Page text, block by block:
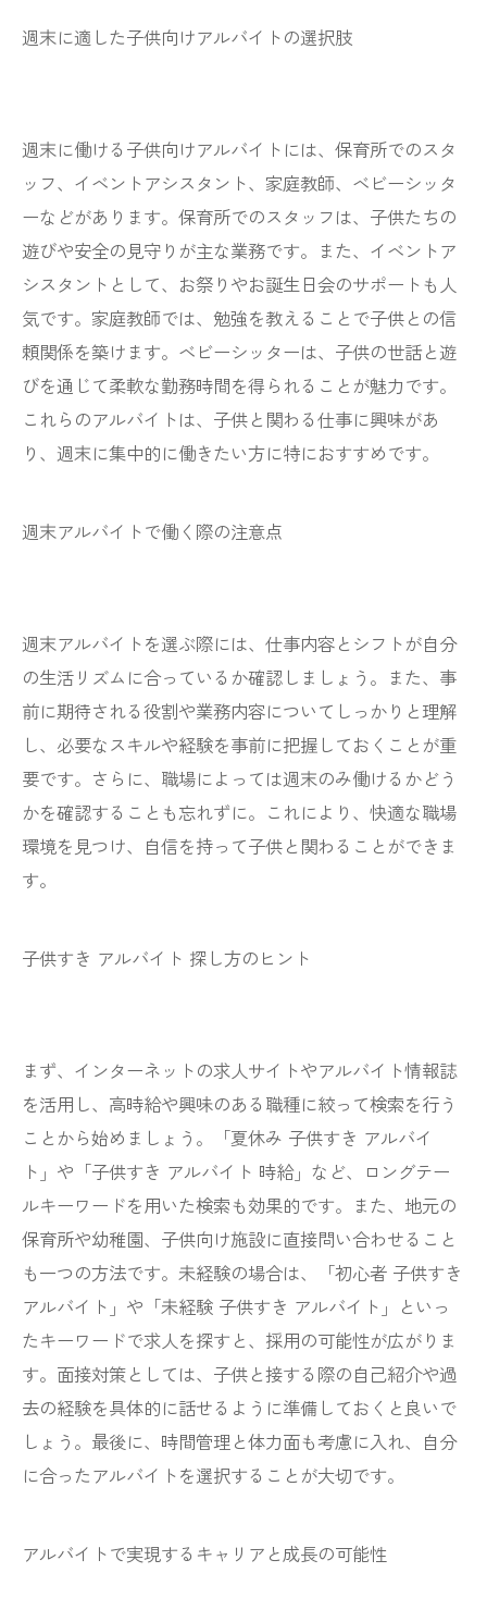
週末に適した子供向けアルバイトの選択肢
週末に働ける子供向けアルバイトには、保育所でのスタ
ッフ、イベントアシスタント、家庭教師、ベビーシッタ
ーなどがあります。保育所でのスタッフは、子供たちの
遊びや安全の見守りが主な業務です。また、イベントア
シスタントとして、お祭りやお誕生日会のサポートも人
気です。家庭教師では、勉強を教えることで子供との信
頼関係を築けます。ベビーシッターは、子供の世話と遊
びを通じて柔軟な勤務時間を得られることが魅力です。
これらのアルバイトは、子供と関わる仕事に興味があ
り、週末に集中的に働きたい方に特におすすめです。
週末アルバイトで働く際の注意点
週末アルバイトを選ぶ際には、仕事内容とシフトが自分
の生活リズムに合っているか確認しましょう。また、事
前に期待される役割や業務内容についてしっかりと理解
し、必要なスキルや経験を事前に把握しておくことが重
要です。さらに、職場によっては週末のみ働けるかどう
かを確認することも忘れずに。これにより、快適な職場
環境を見つけ、自信を持って子供と関わることができま
す。
子供すき アルバイト 探し方のヒント
まず、インターネットの求人サイトやアルバイト情報誌
を活用し、高時給や興味のある職種に絞って検索を行う
ことから始めましょう。「夏休み 子供すき アルバイ
ト」や「子供すき アルバイト 時給」など、ロングテー
ルキーワードを用いた検索も効果的です。また、地元の
保育所や幼稚園、子供向け施設に直接問い合わせること
も一つの方法です。未経験の場合は、「初心者 子供すき
アルバイト」や「未経験 子供すき アルバイト」といっ
たキーワードで求人を探すと、採用の可能性が広がりま
す。面接対策としては、子供と接する際の自己紹介や過
去の経験を具体的に話せるように準備しておくと良いで
しょう。最後に、時間管理と体力面も考慮に入れ、自分
に合ったアルバイトを選択することが大切です。
アルバイトで実現するキャリアと成長の可能性